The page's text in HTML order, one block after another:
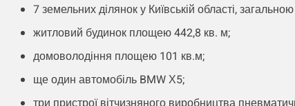
7 земельних ділянок у Київській області,
житловий будинок площею 442,8 кв. м;
домоволодіння площею 101 кв.м;
ще один автомобіль BMW Х5;